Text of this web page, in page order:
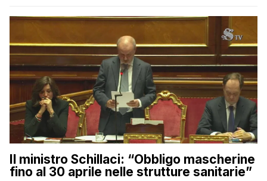
Il ministro Schillaci: “Obbligo mascherine
fino al 30 aprile nelle strutture sanitarie”